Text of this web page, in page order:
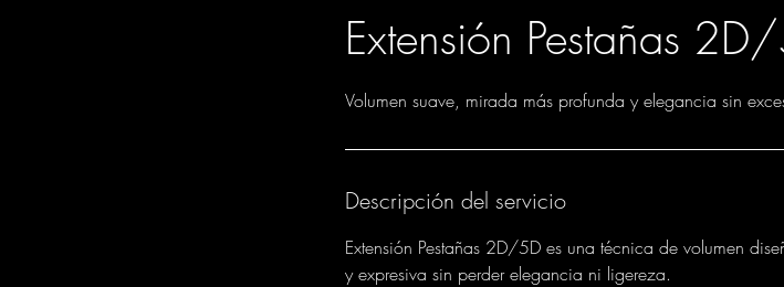
Extensión Pestañas
Volumen suave, mirada más profunda y elegancia sin
Descripción del servicio
Extensión Pestañas 2D/5D es una técnica de volumen
y expresiva sin perder elegancia ni ligereza.